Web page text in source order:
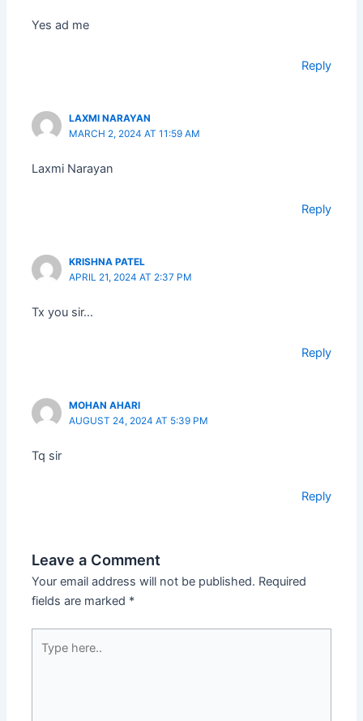
Yes ad me
Reply
LAXMI NARAYAN
MARCH 2, 2024 AT 11:59 AM
Laxmi Narayan
Reply
KRISHNA PATEL
APRIL 21, 2024 AT 2:37 PM
Tx you sir…
Reply
MOHAN AHARI
AUGUST 24, 2024 AT 5:39 PM
Tq sir
Reply
Leave a Comment
Your email address will not be published. Required
fields are marked *
here..